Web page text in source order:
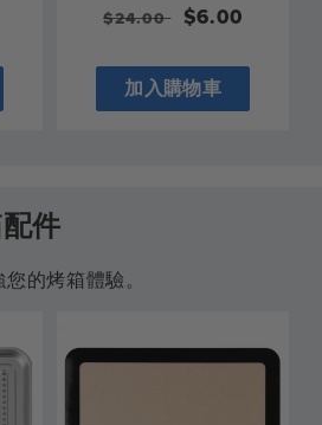
一
價
格
$24.00 售
$6.00
加入購物車
件
的烤箱體驗。